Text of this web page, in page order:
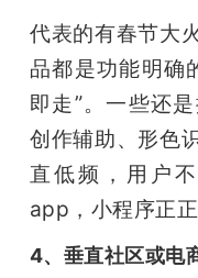
代表的有春节大
品都是功能明确
即走”。一些还
创作辅助、形色
直低频，用户
app，小程序正正
4、垂直社区或电